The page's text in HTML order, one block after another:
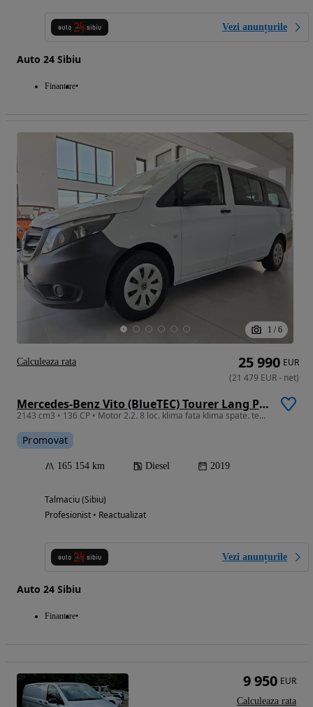
Vezi anunțurile
Auto 24 Sibiu
Finantare
1 / 6
Mercedes-Benz Vito (BlueTEC) Tourer Lang PRO
2143 cm3 • 136 CP • Motor 2.2. 8 loc. klima fata klima spate. tehnic/estetic f. bine.
Promovat
165 154 km Diesel 2019
Talmaciu (Sibiu)
Profesionist • Reactualizat
Vezi anunțurile
Auto 24 Sibiu
Finantare
25 990 EUR
(21 479 EUR- net)
Calculeaza rata
9 950 EUR
Calculeaza rata